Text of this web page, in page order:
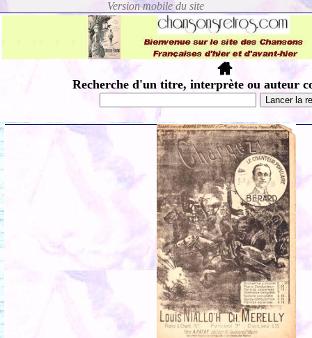
Recherche d'un titre, interprète ou auteur